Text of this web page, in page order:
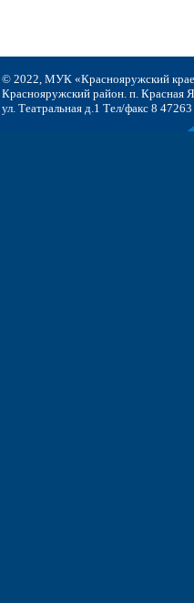
© 2022, МУК «Краснояружский
Краснояружский район. п. Красная
ул. Театральная д.1 Тел/факс 8